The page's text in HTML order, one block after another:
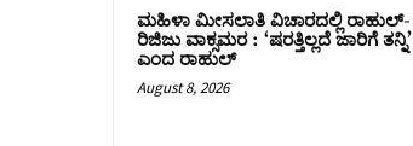
ಮಹಿಳಾ ಮೀಸಲಾತಿ ವಿಚಾರದಲ್ಲಿ ರಾಹುಲ್‌-
ರಿಜಿಜು ವಾಕ್ಸಮರ : ‘ಷರತ್ತಿಲ್ಲದೆ ಜಾರಿಗೆ ತನ್ನಿ’
ಎಂದ ರಾಹುಲ್‌
August 8, 2026